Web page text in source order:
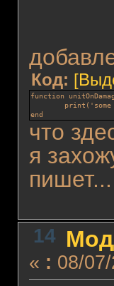
Код:
function
print('some
end
что
я
14
« : 08/